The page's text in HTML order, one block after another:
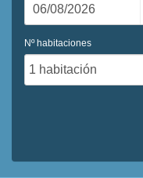
Nº habitaciones